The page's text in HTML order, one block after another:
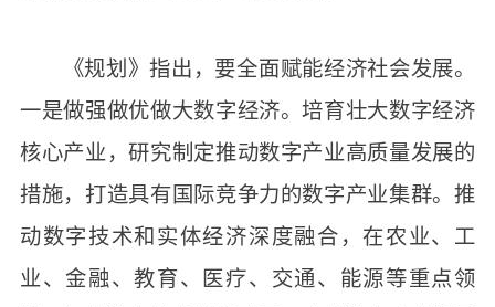
《规划》指出，要全面赋能经济社会发展。
一是做强做优做大数字经济。培育壮大数字经济
核心产业，研究制定推动数字产业高质量发展的
措施，打造具有国际竞争力的数字产业集群。推
动数字技术和实体经济深度融合，在农业、工
业、金融、教育、医疗、交通、能源等重点领